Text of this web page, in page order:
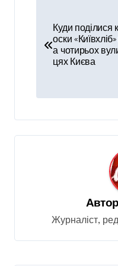
в
а
ц
і
и
Куди поділися
оски «Київхліб»
а чотирьох
цях Києва
Автор
Журналіст,